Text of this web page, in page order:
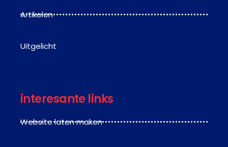
Artikelen
Uitgelicht
interesante links
Website laten maken